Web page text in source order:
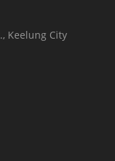
Keelung City